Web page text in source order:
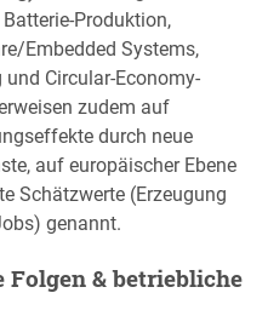
Produktion,
Embedded Systems,
Circular-Economy-
zudem auf
durch neue
auf europäischer Ebene
Schätzwerte (Erzeugung
genannt.
& betriebliche